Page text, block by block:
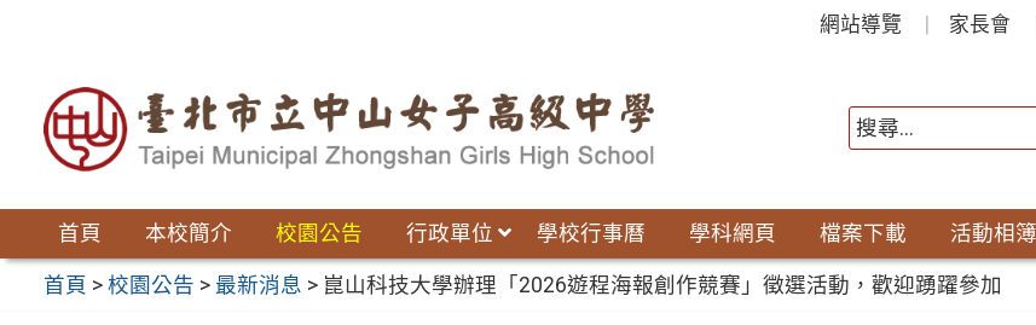
網站導覽 家長會
首頁 本校簡介 校園公告 行政單位 學校行事曆 學科網頁 檔案下載 活動相簿
首頁 >校園公告 > 最新消息 > 崑山科技大學辦理「2026遊程海報創作競賽」徵選活動，歡迎踴躍參加